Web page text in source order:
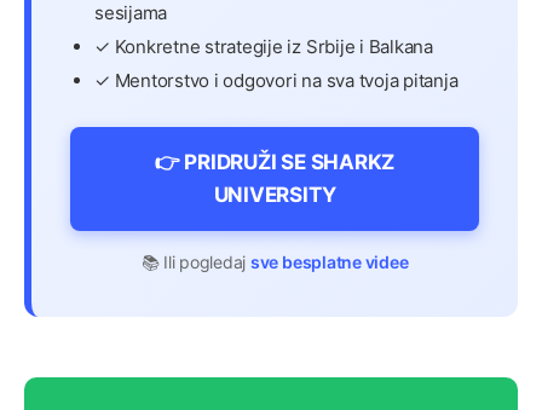
sesijama
✓ Konkretne strategije iz Srbije i Balkana
✓ Mentorstvo i odgovori na sva tvoja pitanja
👉 PRIDRUŽI SE SHARKZ
UNIVERSITY
📚 Ili pogledaj sve besplatne videe